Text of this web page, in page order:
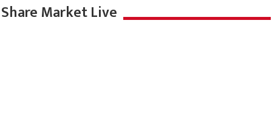
Share Market Live